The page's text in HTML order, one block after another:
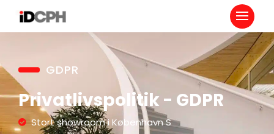
GDPR
Privatlivspolitik - GDPR
Stort showroom i København S